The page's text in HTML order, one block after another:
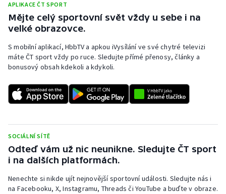
APLIKACE ČT SPORT
Mějte celý sportovní svět vždy u sebe i na
velké obrazovce.
S mobilní aplikací, HbbTV a apkou iVysílání ve své chytré televizi
máte ČT sport vždy po ruce. Sledujte přímé přenosy, články a
bonusový obsah kdekoli a kdykoli.
SOCIÁLNÍ SÍTĚ
Odteď vám už nic neunikne. Sledujte ČT sport
i na dalších platformách.
Nenechte si nikde ujít nejnovější sportovní události. Sledujte nás i
na Facebooku, X, Instagramu, Threads či YouTube a buďte v obraze.